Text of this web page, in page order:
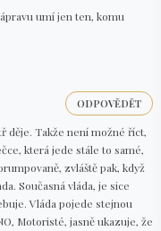
umí jen ten, komu
děje. Takže není možné říct,
která jede stále to samé,
zvláště pak, když
Současná vláda, je sice
Vláda pojede stejnou
Motoristé, jasně ukazuje, že
ODPOVĚDĚT